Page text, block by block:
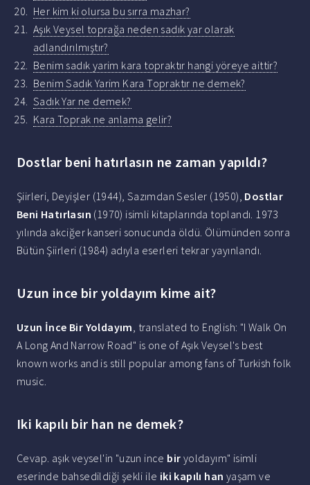
Her kim ki olursa bu sırra mazhar?
Aşık Veysel toprağa neden sadık yar olarak
adlandırılmıştır?
Benim sadık yarim kara topraktır hangi yöreye aittir?
Benim Sadık Yarim Kara Topraktır ne demek?
Sadık Yar ne demek?
Kara Toprak ne anlama gelir?
Dostlar beni hatırlasın ne zaman yapıldı?
Şiirleri, Deyişler (1944), Sazımdan Sesler (1950), Dostlar
Beni Hatırlasın (1970) isimli kitaplarında toplandı. 1973
yılında akciğer kanseri sonucunda öldü. Ölümünden sonra
Bütün Şiirleri (1984) adıyla eserleri tekrar yayınlandı.
Uzun ince bir yoldayım kime ait?
Uzun İnce Bir Yoldayım, translated to English: "I Walk On
A Long And Narrow Road" is one of Aşık Veysel's best
known works and is still popular among fans of Turkish folk
music.
Iki kapılı bir han ne demek?
Cevap. aşık veysel'in "uzun ince bir yoldayım" isimli
eserinde bahsedildiği şekli ile iki kapılı han yaşam ve